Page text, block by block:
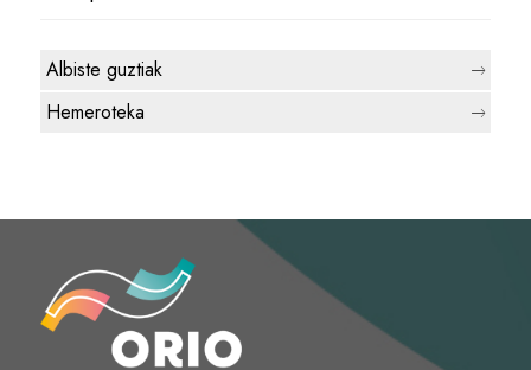
Albiste guztiak
Hemeroteka